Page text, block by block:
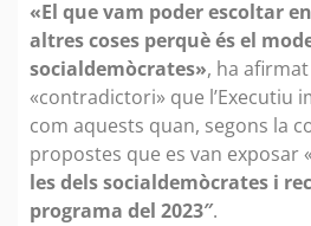
«El que vam poder escoltar
altres coses perquè és el
socialdemòcrates», ha
«contradictori» que l’Executiu
com aquests quan, segons la
propostes que es van exposar «
les dels socialdemòcrates i
programa del 2023″.